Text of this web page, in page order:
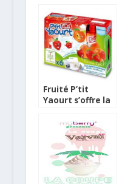
Fruité P’tit
Yaourt s’offre la
nouveau look